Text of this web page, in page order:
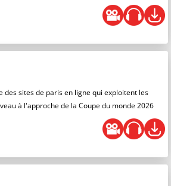
des sites de paris en ligne qui exploitent les
à l'approche de la Coupe du monde 2026